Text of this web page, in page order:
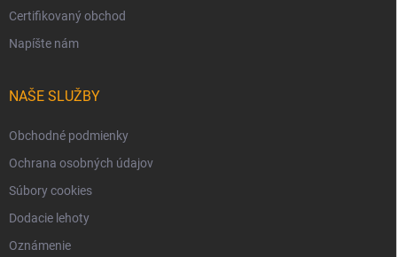
Certifikovaný obchod
Napíšte nám
NAŠE SLUŽBY
Obchodné podmienky
Ochrana osobných údajov
Súbory cookies
Dodacie lehoty
Oznámenie